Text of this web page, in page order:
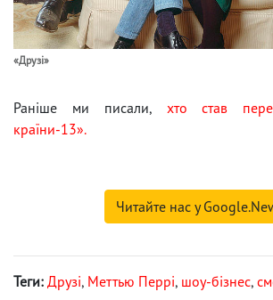
«Друзі»
Раніше ми писали, хто став
країни-13».
Читайте нас у
Теги: Друзі, Меттью Перрі, шоу-бізнес,